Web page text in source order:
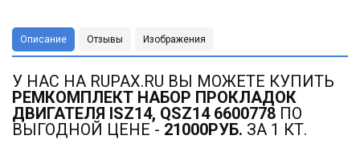
Описание Отзывы Изображения
У НАС НА RUPAX.RU ВЫ МОЖЕТЕ КУПИТЬ
РЕМКОМПЛЕКТ НАБОР ПРОКЛАДОК
ДВИГАТЕЛЯ ISZ14, QSZ14 6600778 ПО
ВЫГОДНОЙ ЦЕНЕ - 21000РУБ. ЗА 1 КТ.